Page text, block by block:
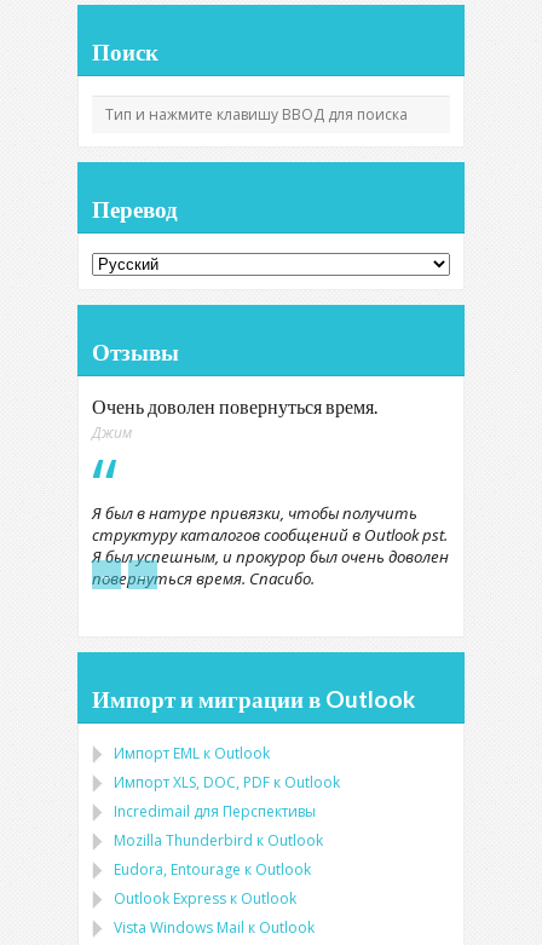
Поиск
Перевод
Отзывы
Очень доволен повернуться время.
Джим
Я был в натуре привязки, чтобы получить
структуру каталогов сообщений в Outlook pst.
Я был успешным, и прокурор был очень доволен
повернуться время. Спасибо.
← →
Импорт и миграции в Outlook
Импорт EML к Outlook
ИмпортXLS, DOC, PDF к Outlook
Incredimail для Перспективы
Mozilla Thunderbird к Outlook
Eudora, Entourage к Outlook
Outlook Express к Outlook
Vista Windows Mail к Outlook